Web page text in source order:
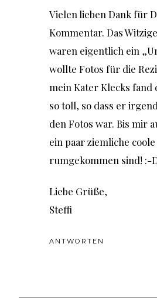
Vielen lieben Dank für
Kommentar. Das
waren eigentlich ein
wollte Fotos für die
mein Kater Klecks fand
so toll, so dass er
den Fotos war. Bis mir
ein paar ziemliche
rumgekommen sind! :-
Liebe Grüße,
Steffi
ANTWORTEN